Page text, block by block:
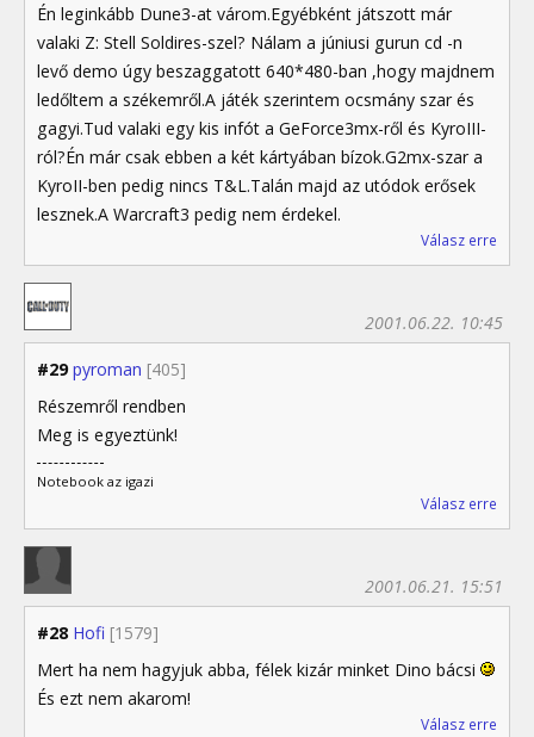
Én leginkább Dune3-at várom.Egyébként játszott már
valaki Z: Stell Soldires-szel? Nálam a júniusi gurun cd -n
levő demo úgy beszaggatott 640*480-ban ,hogy majdnem
ledőltem a székemről.A játék szerintem ocsmány szar és
gagyi.Tud valaki egy kis infót a GeForce3mx-ről és KyroIII-
ról?Én már csak ebben a két kártyában bízok.G2mx-szar a
KyroII-ben pedig nincs T&L.Talán majd az utódok erősek
lesznek.A Warcraft3 pedig nem érdekel.
Válasz erre
#29 pyroman [405]
2001.06.22. 10:45
Részemről rendben
Meg is egyeztünk!
Notebook az igazi
Válasz erre
#28 Hofi [1579]
2001.06.21. 15:51
Mert ha nem hagyjuk abba, félek kizár minket Dino bácsi
És ezt nem akarom!
Válasz erre